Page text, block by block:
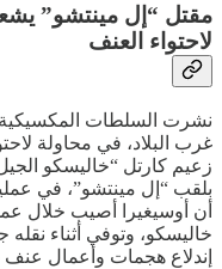
لاحتواء العنف
نشرت السلطات
غرب البلاد، في محاولة
زعيم كارتل “خاليسكو
بلقب “إل مينتشو”، في
أن أوسيغيرا أصيب خلال
خاليسكو، وتوفي أثناء
إندلاع هجمات وأعمال